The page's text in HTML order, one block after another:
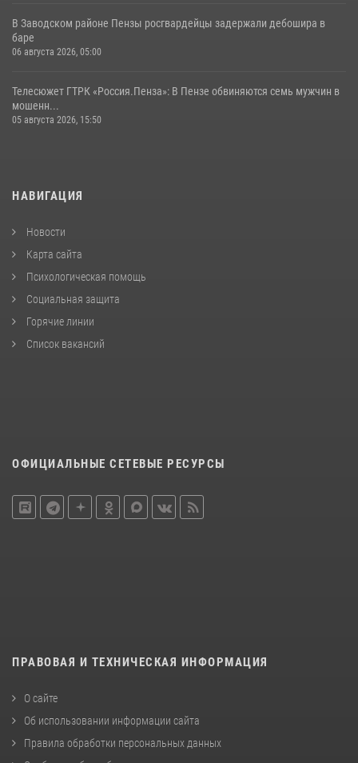
В Заводском районе Пензы росгвардейцы задержали дебошира в
баре
06 августа 2026, 05:00
Телесюжет ГТРК «Россия.Пенза»: В Пензе обвиняются семь мужчин в
мошенн...
05 августа 2026, 15:50
НАВИГАЦИЯ
Новости
Карта сайта
Психологическая помощь
Социальная защита
Горячие линии
Список вакансий
ОФИЦИАЛЬНЫЕ СЕТЕВЫЕ РЕСУРСЫ
ПРАВОВАЯ И ТЕХНИЧЕСКАЯ ИНФОРМАЦИЯ
О сайте
Об использовании информации сайта
Правила обработки персональных данных